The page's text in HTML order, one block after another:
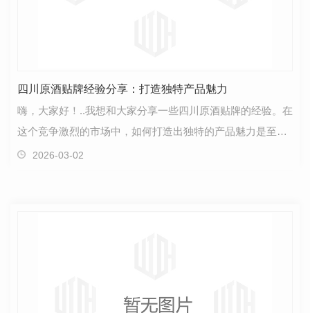
四川原酒贴牌经验分享：打造独特产品魅力
嗨，大家好！..我想和大家分享一些四川原酒贴牌的经验。在
这个竞争激烈的市场中，如何打造出独特的产品魅力是至关
重要的。首先，我们需要明白原酒的制作过程并非轻…
2026-03-02